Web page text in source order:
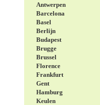
Antwerpen
Barcelona
Basel
Berlijn
Budapest
Brugge
Brussel
Florence
Frankfurt
Gent
Hamburg
Keulen